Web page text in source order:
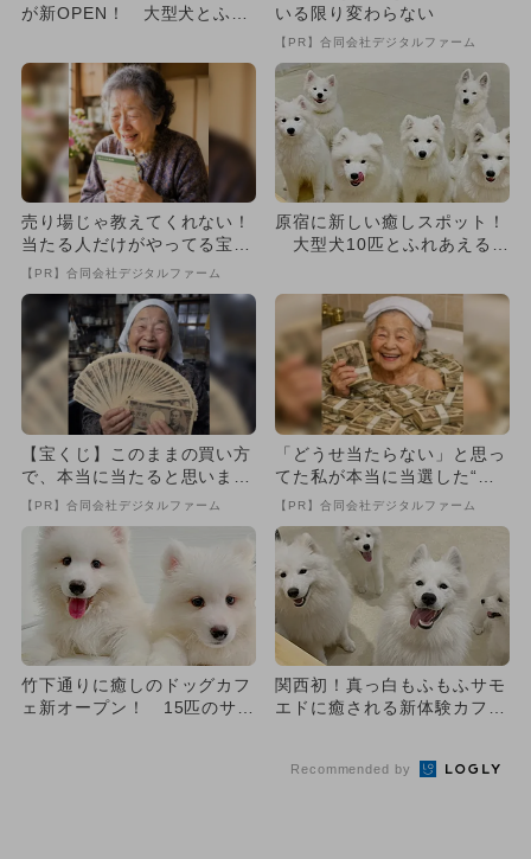
が新OPEN！ 大型犬とふれ
いる限り変わらない
【PR】合同会社デジタルファーム
売り場じゃ教えてくれない！
当たる人だけがやってる宝く
じの習慣
【PR】合同会社デジタルファーム
原宿に新しい癒しスポット！
大型犬10匹とふれあえる
【宝くじ】このままの買い方
で、本当に当たると思います
か
【PR】合同会社デジタルファーム
「どうせ当たらない」と思っ
てた私が本当に当選した“買
い方”がこれ
【PR】合同会社デジタルファーム
竹下通りに癒しのドッグカフ
ェ新オープン！ 15匹のサモ
関西初！真っ白もふもふサモ
エドに癒される新体験カフェ
Recommended by